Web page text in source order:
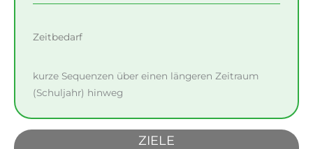
Zeitbedarf
kurze Sequenzen über einen längeren Zeitraum
(Schuljahr) hinweg
ZIELE